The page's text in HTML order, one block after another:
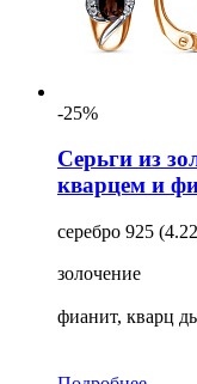
-25%
Серьги из
кварцем и
серебро 925
золочение
фианит, кварц